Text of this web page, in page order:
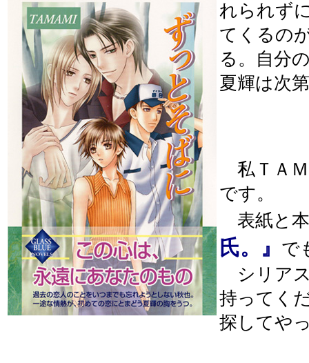
れられず
てくるの
る。自分
夏輝は次
私ＴＡＭ
です。
表紙と
氏。』
で
シリア
持ってく
探してや